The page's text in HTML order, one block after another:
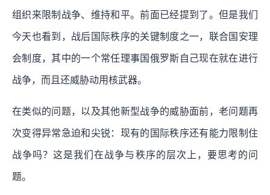
组织来限制战争、维持和平。前面已经提到了。但是我们
今天也看到，战后国际秩序的关键制度之一，联合国安理
会制度，其中的一个常任理事国俄罗斯自己现在就在进行
战争，而且还威胁动用核武器。
在类似的问题，以及其他新型战争的威胁面前，老问题再
次变得异常急迫和尖锐：现有的国际秩序还有能力限制住
战争吗？这是我们在战争与秩序的层次上，要思考的问
题。